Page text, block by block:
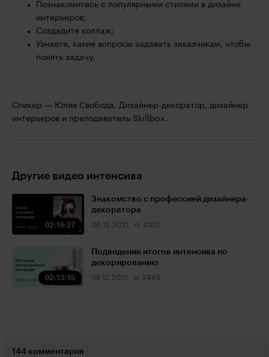
Познакомитесь с популярными стилями в дизайне
интерьеров;
Создадите коллаж;
Узнаете, какие вопросы задавать заказчикам, чтобы
понять задачу.
Спикер — Юлия Свобода. Дизайнер-декоратор, дизайнер
интерьеров и преподаватель Skillbox.
Другие видео интенсива
02:16:27
Знакомство с профессией дизайнера-
декоратора
06.12.2021 4310
02:13:15
Подведение итогов интенсива по
декорированию
08.12.2021 2445
144 комментария